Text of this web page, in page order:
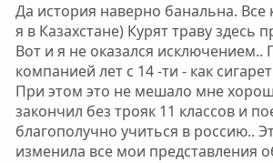
н
ы
й
г
о
л
о
н
ы
й
г
о
л
о
Да история наверно банальна. Все
я в Казахстане) Курят траву здесь
Вот и я не оказался
компанией лет с 14 -ти - как
При этом это не мешало мне
закончил без трояк 11 классов и
благополучно учиться в россию..
изменила все мои представления